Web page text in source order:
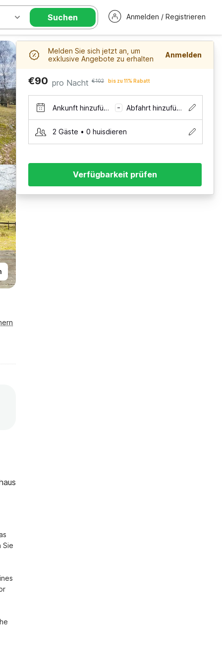
Suchen Anmelden / Registrieren
Sie
Melden Sie sich jetzt an, um
exklusive Angebote zu erhalten
Anmelden
€90 pro Nacht €102 bis zu 11% Rabatt
Ankunft hinzufügen – Abfahrt hinzufügen
2 Gäste • 0 huisdieren
Verfügbarkeit prüfen